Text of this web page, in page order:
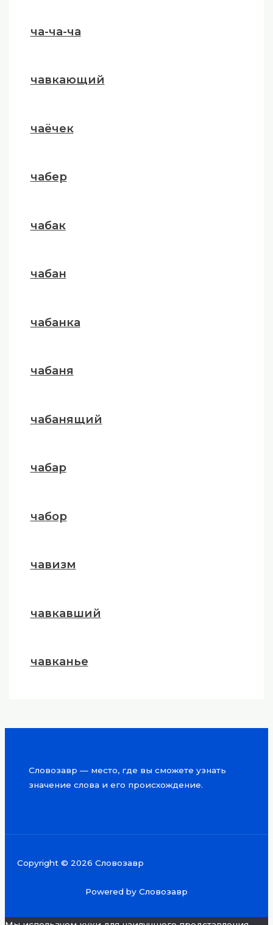
ча-ча-ча
чавкающий
чаёчек
чабер
чабак
чабан
чабанка
чабаня
чабанящий
чабар
чабор
чавизм
чавкавший
чавканье
Словозавр — место, где вы сможете узнать
значение слова и его происхождение.
Copyright © 2026 Словозавр
Powered by Словозавр